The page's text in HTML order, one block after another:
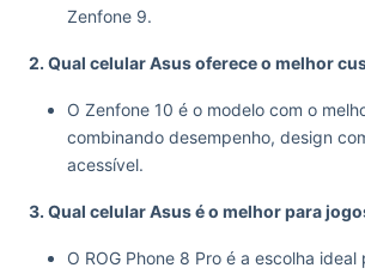
Zenfone 9.
2. Qual celular Asus oferece o melhor
O Zenfone 10 é o modelo com o
combinando desempenho, design
acessível.
3. Qual celular Asus é o melhor para
O ROG Phone 8 Pro é a escolha ideal